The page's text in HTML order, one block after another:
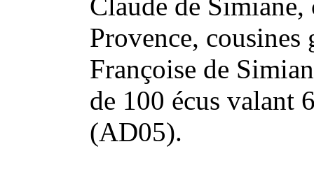
Claude de
Provence, cousines
Françoise de
de 100 écus valant
(AD05).